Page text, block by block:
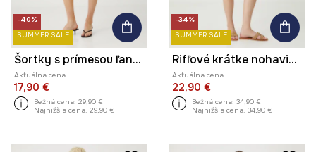
-40%
SUMMER SALE
Šortky s prímesou ľanu hladké ružová farba
Aktuálna cena:
17,90 €
Bežná cena: 29,90 €
Najnižšia cena: 29,90 €
-34%
SUMMER SALE
Rifľové krátke nohavice s opaskom hladké biela farba
Aktuálna cena:
22,90 €
Bežná cena: 34,90 €
Najnižšia cena: 34,90 €